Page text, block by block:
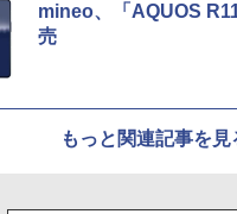
mineo、「AQUOS
売
もっと関連記事を見